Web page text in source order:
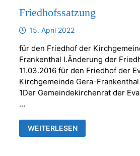
Friedhofssatzung
15. April 2022
für den Friedhof der
Frankenthal I.Änderung der
11.03.2016 für den Friedhof der
Kirchgemeinde Gera-Frankenthal
1Der Gemeindekirchenrat der
…
FRIEDHOFSSATZUNG
WEITERLESEN